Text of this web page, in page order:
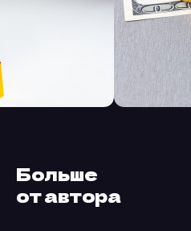
Больше
от автора